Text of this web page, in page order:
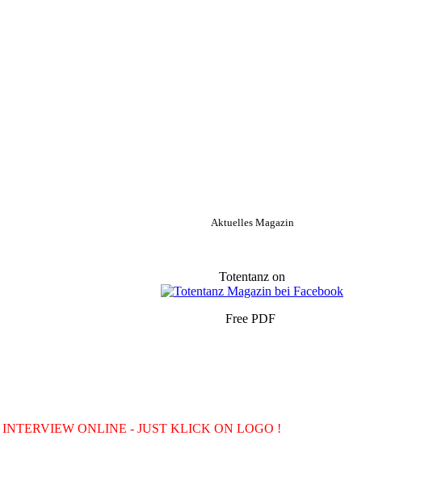
Aktuelles Magazin
Totentanz on
Free PDF
ONLINE - JUST KLICK ON LOGO !